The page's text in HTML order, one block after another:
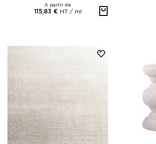
A partir de
115,83 € HT / ml